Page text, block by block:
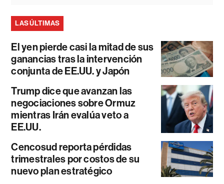
LAS ÚLTIMAS
El yen pierde casi la mitad de sus
ganancias tras la intervención
conjunta de EE.UU. y Japón
Trump dice que avanzan las
negociaciones sobre Ormuz
mientras Irán evalúa veto a
EE.UU.
Cencosud reporta pérdidas
trimestrales por costos de su
nuevo plan estratégico